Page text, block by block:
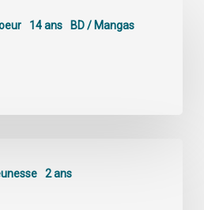
14 ans BD / Mangas
2 ans